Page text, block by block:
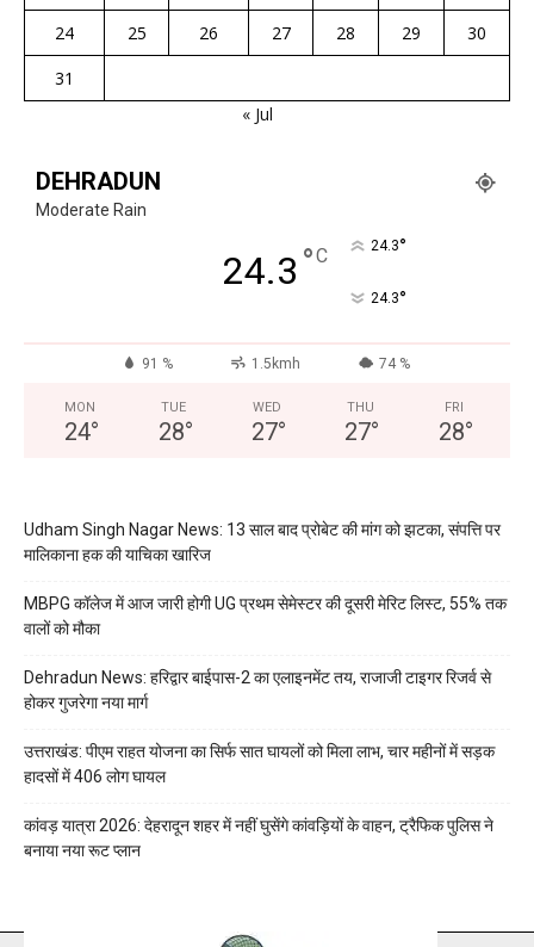
24 25 26 27 28 29
30
31
« Jul
DEHRADUN
Moderate Rain
24.3 °C 24.3°
24.3°
91 % 1.5kmh 74 %
MON
24°
TUE
28°
WED
27°
THU
27°
FRI
28°
Udham Singh Nagar News: 13 साल बाद प्रोबेट की मांग को झटका, संपत्ति पर
मालिकाना हक की याचिका खारिज
MBPG कॉलेज में आज जारी होगी UG प्रथम सेमेस्टर की दूसरी मेरिट लिस्ट, 55% तक
वालों को मौका
Dehradun News: हरिद्वार बाईपास-2 का एलाइनमेंट तय, राजाजी टाइगर रिजर्व से
होकर गुजरेगा नया मार्ग
उत्तराखंड: पीएम राहत योजना का सिर्फ सात घायलों को मिला लाभ, चार महीनों में सड़क
हादसों में 406 लोग घायल
कांवड़ यात्रा 2026: देहरादून शहर में नहीं घुसेंगे कांवड़ियों के वाहन, ट्रैफिक पुलिस ने
बनाया नया रूट प्लान